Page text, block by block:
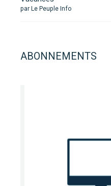
par Le Peuple Info
ABONNEMENTS